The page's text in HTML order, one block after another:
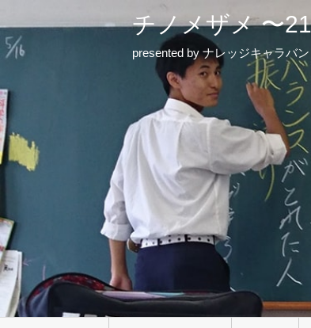
チノメザメ 〜
presented by ナレッジキャラバン